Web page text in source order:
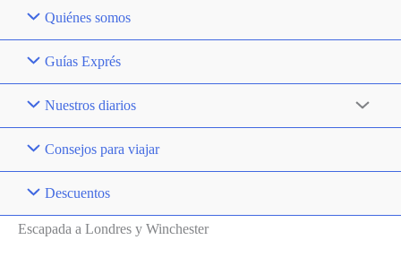
Quiénes somos
Guías Exprés
Nuestros diarios
Consejos para viajar
Descuentos
Escapada a Londres y Winchester